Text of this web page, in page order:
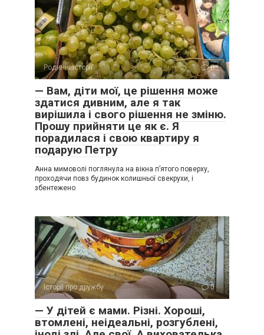
Родинні історії 0
— Вам, діти мої, це рішення може
здатися дивним, але я так
вирішила і свого рішення не зміню.
Прошу прийняти це як є. Я
порадилася і свою квартиру я
подарую Петру
Анна мимоволі поглянула на вікна п’ятого поверху,
проходячи повз будинок колишньої свекрухи, і
збентежено
Історії про дружбу 0
— У дітей є мами. Різні. Хороші,
втомлені, неідеальні, розгублені,